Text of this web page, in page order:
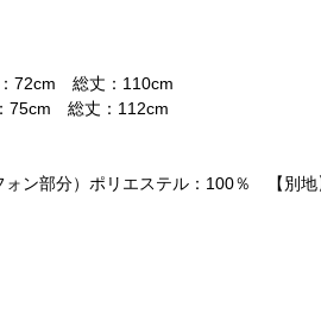
72cm 総丈：110cm
75cm 総丈：112cm
ン部分）ポリエステル：100％ 【別